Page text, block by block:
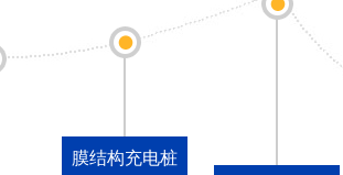
膜结构充电桩